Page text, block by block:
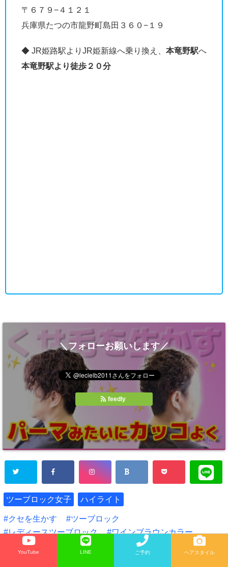
〒６７９−４１２１
兵庫県たつの市龍野町島田３６０−１９
◆ JR姫路駅よりJR姫新線へ乗り換え、 本竜野駅へ
本竜野駅より徒歩２０分
＼フォローお願いします／
feedly
ツーブロック女子 ハイライト
クセを生かす
ツーブロック
レディースツーブロック
ワインブラウンカラー
YouTube LINE ご予約 ヘアスタイル